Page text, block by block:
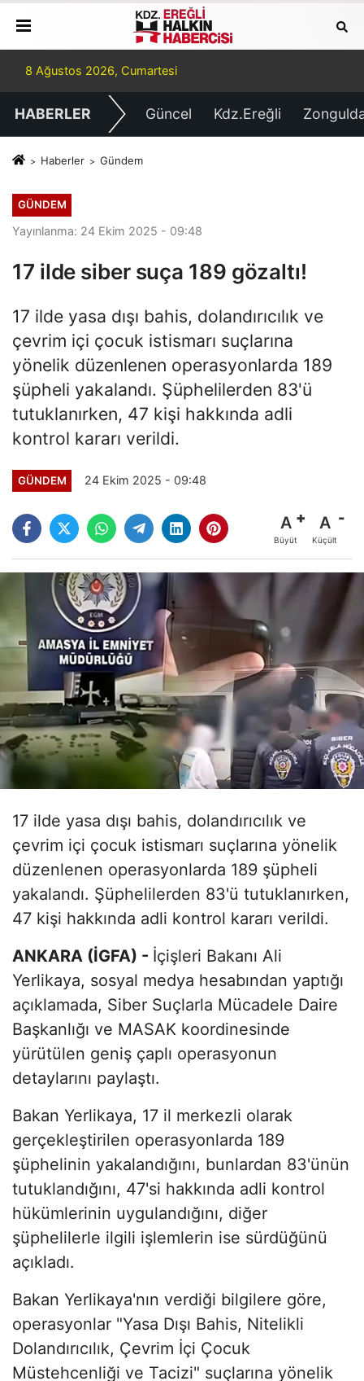
8 Ağustos 2026, Cumartesi
HABERLER Güncel Kdz.Ereğli
Haberler Gündem
GÜNDEM
Yayınlanma: 24 Ekim 2025 - 09:48
17 ilde siber suça 189 gözaltı!
17 ilde yasa dışı bahis, dolandırıcılık ve
çevrim içi çocuk istismarı suçlarına
yönelik düzenlenen operasyonlarda 189
şüpheli yakalandı. Şüphelilerden 83'ü
tutuklanırken, 47 kişi hakkında adli
kontrol kararı verildi.
GÜNDEM 24 Ekim 2025 - 09:48
A
Büyüt
A
Küçült
17 ilde yasa dışı bahis, dolandırıcılık ve
çevrim içi çocuk istismarı suçlarına yönelik
düzenlenen operasyonlarda 189 şüpheli
yakalandı. Şüphelilerden 83'ü tutuklanırken,
47 kişi hakkında adli kontrol kararı verildi.
ANKARA (İGFA) - İçişleri Bakanı Ali
Yerlikaya, sosyal medya hesabından yaptığı
açıklamada, Siber Suçlarla Mücadele Daire
Başkanlığı ve MASAK koordinesinde
yürütülen geniş çaplı operasyonun
detaylarını paylaştı.
Bakan Yerlikaya, 17 il merkezli olarak
gerçekleştirilen operasyonlarda 189
şüphelinin yakalandığını, bunlardan 83'ünün
tutuklandığını, 47'si hakkında adli kontrol
hükümlerinin uygulandığını, diğer
şüphelilerle ilgili işlemlerin ise sürdüğünü
açıkladı.
Bakan Yerlikaya'nın verdiği bilgilere göre,
operasyonlar "Yasa Dışı Bahis, Nitelikli
Dolandırıcılık, Çevrim İçi Çocuk
Müstehcenliği ve Tacizi" suçlarına yönelik